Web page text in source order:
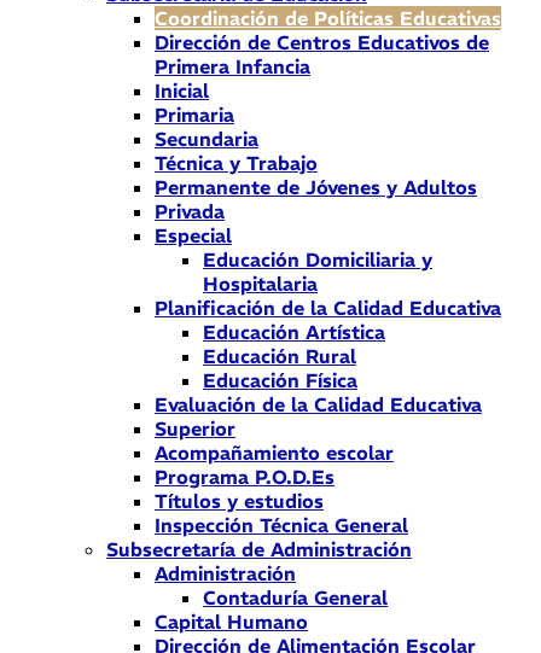
Coordinación de Políticas Educativas
Dirección de Centros Educativos de
Primera Infancia
Inicial
Primaria
Secundaria
Técnica y Trabajo
Permanente de Jóvenes y Adultos
Privada
Especial
Educación Domiciliaria y
Hospitalaria
Planificación de la Calidad Educativa
Educación Artística
Educación Rural
Educación Física
Evaluación de la Calidad Educativa
Superior
Acompañamiento escolar
Programa P.O.D.Es
Títulos y estudios
Inspección Técnica General
Subsecretaría de Administración
Administración
Contaduría General
Capital Humano
Dirección de Alimentación Escolar